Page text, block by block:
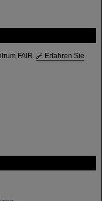
FAIR.
Erfahren Sie